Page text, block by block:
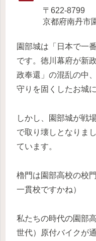
〒622-8799
京都府南丹市
園部城は「日本で一
です。徳川幕府が新
政奉還」の混乱の中
守りを固くしたお城
しかし、園部城が戦
で取り壊しとなりま
ています。
櫓門は園部高校の校
一貫校ですかね）
私たちの時代の園部
世代）原付バイクが